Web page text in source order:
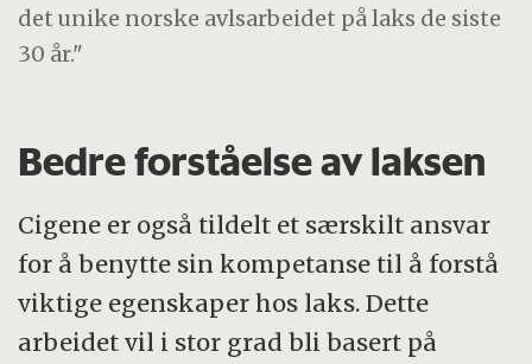
det unike norske avlsarbeidet på laks de siste
30 år."
Bedre forståelse av laksen
Cigene er også tildelt et særskilt ansvar
for å benytte sin kompetanse til å forstå
viktige egenskaper hos laks. Dette
arbeidet vil i stor grad bli basert på